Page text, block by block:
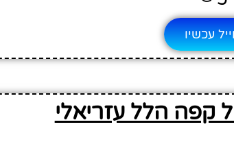
עכשיו
הלל עזריאלי